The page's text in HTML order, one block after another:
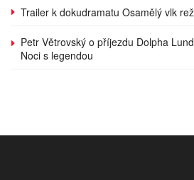
Trailer k dokudramatu Osamělý vlk
Petr Větrovský o příjezdu Dolpha
Noci s legendou